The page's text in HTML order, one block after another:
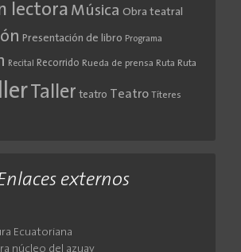
lectora Música Obra teatral
Presentación de libro Programa
Recital Recorrido Rueda de prensa Ruta Ruta
Taller teatro Teatro Títeres
externos
Ecuatoriana
núcleo del azuay